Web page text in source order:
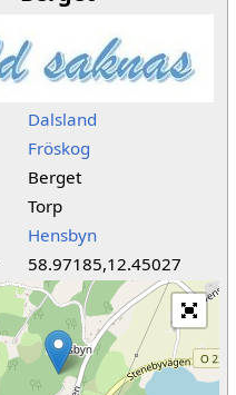
Dalsland
Fröskog
Berget
Torp
Hensbyn
58.97185,12.45027